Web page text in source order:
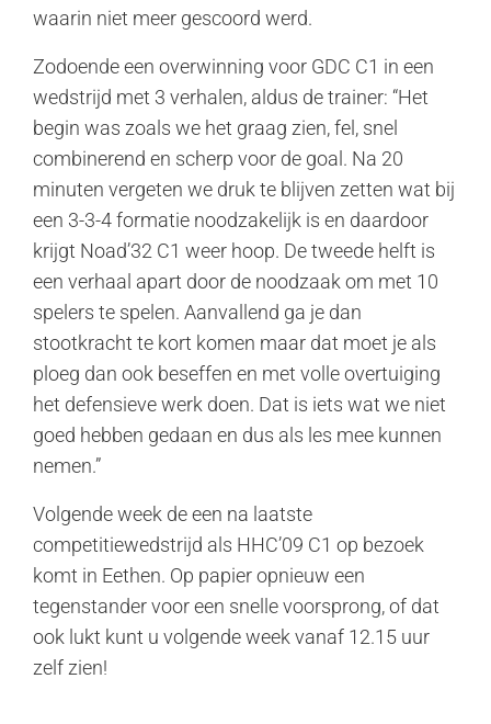
waarin niet meer gescoord werd.
Zodoende een overwinning voor GDC C1 in een
wedstrijd met 3 verhalen, aldus de trainer: “Het
begin was zoals we het graag zien, fel, snel
combinerend en scherp voor de goal. Na 20
minuten vergeten we druk te blijven zetten wat bij
een 3-3-4 formatie noodzakelijk is en daardoor
krijgt Noad’32 C1 weer hoop. De tweede helft is
een verhaal apart door de noodzaak om met 10
spelers te spelen. Aanvallend ga je dan
stootkracht te kort komen maar dat moet je als
ploeg dan ook beseffen en met volle overtuiging
het defensieve werk doen. Dat is iets wat we niet
goed hebben gedaan en dus als les mee kunnen
nemen.”
Volgende week de een na laatste
competitiewedstrijd als HHC’09 C1 op bezoek
komt in Eethen. Op papier opnieuw een
tegenstander voor een snelle voorsprong, of dat
ook lukt kunt u volgende week vanaf 12.15 uur
zelf zien!